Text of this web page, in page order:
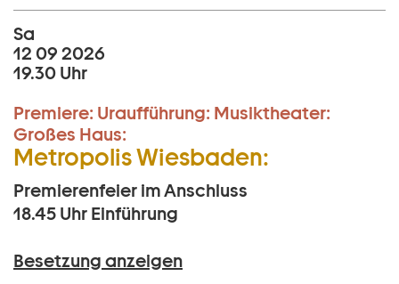
Sa
12 09 2026
19.30 Uhr
Premiere: Uraufführung: Musiktheater:
Großes Haus:
Metropolis Wiesbaden:
Premierenfeier im Anschluss
18.45 Uhr Einführung
Besetzung anzeigen